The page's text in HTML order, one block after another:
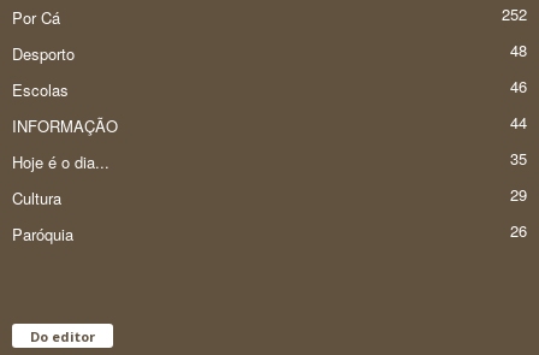
Por Cá
252
Desporto
48
Escolas
46
INFORMAÇÃO
44
Hoje é o dia...
35
Cultura
29
Paróquia
26
Do editor